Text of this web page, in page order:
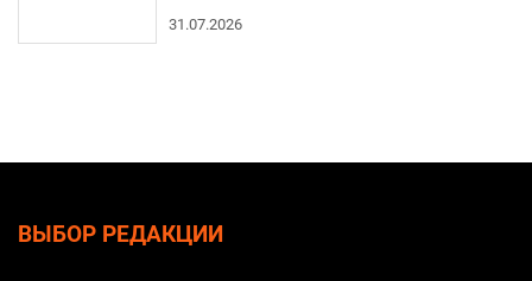
31.07.2026
ВЫБОР РЕДАКЦИИ